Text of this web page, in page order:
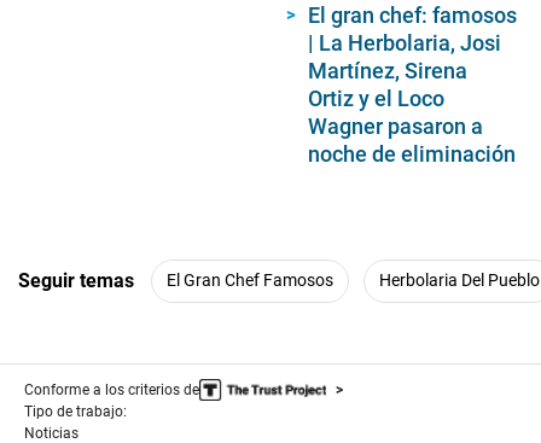
El gran chef: famosos
| La Herbolaria, Josi
Martínez, Sirena
Ortiz y el Loco
Wagner pasaron a
noche de eliminación
Seguir temas El Gran Chef Famosos Herbolaria Del Pueblo
Conforme a los criterios de
Tipo de trabajo:
Noticias